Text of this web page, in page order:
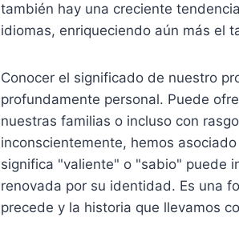
también hay una creciente
idiomas, enriqueciendo aún más el
Conocer el significado de nuestro
profundamente personal. Puede
nuestras familias o incluso con
inconscientemente, hemos
significa "valiente" o "sabio" puede
renovada por su identidad. Es una
precede y la historia que llevamos